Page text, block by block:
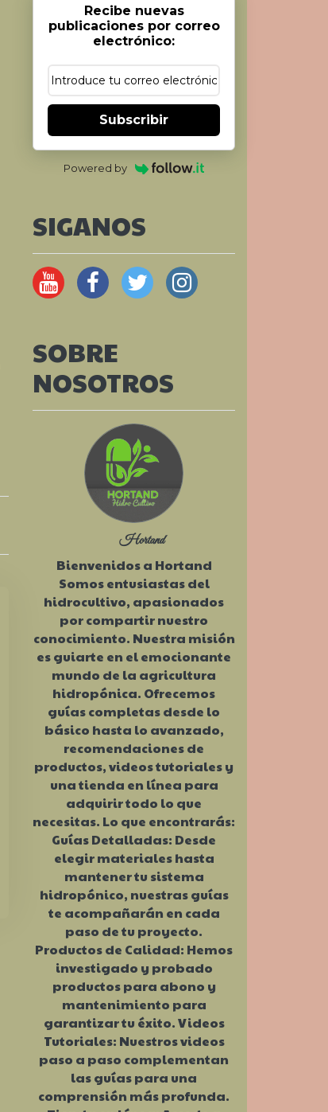
Recibe nuevas
publicaciones por correo
electrónico:
Subscribir
Powered by
SIGANOS
SOBRE
NOSOTROS
Hortand
Bienvenidos a Hortand
Somos entusiastas del
hidrocultivo, apasionados
por compartir nuestro
conocimiento. Nuestra misión
es guiarte en el emocionante
mundo de la agricultura
hidropónica. Ofrecemos
guías completas desde lo
básico hasta lo avanzado,
recomendaciones de
productos, videos tutoriales y
una tienda en línea para
adquirir todo lo que
necesitas. Lo que encontrarás:
Guías Detalladas: Desde
elegir materiales hasta
mantener tu sistema
hidropónico, nuestras guías
te acompañarán en cada
paso de tu proyecto.
Productos de Calidad: Hemos
investigado y probado
productos para abono y
mantenimiento para
garantizar tu éxito. Videos
Tutoriales: Nuestros videos
paso a paso complementan
las guías para una
comprensión más profunda.